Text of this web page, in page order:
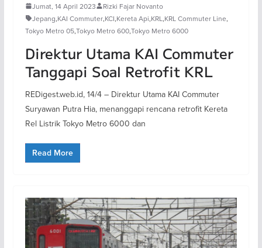
Jumat, 14 April 2023
Rizki Fajar Novanto
Jepang,KAI Commuter,KCI,Kereta Api,KRL,KRL Commuter Line,
Tokyo Metro 05,Tokyo Metro 600,Tokyo Metro 6000
Direktur Utama KAI Commuter
Tanggapi Soal Retrofit KRL
REDigest.web.id, 14/4 – Direktur Utama KAI Commuter
Suryawan Putra Hia, menanggapi rencana retrofit Kereta
Rel Listrik Tokyo Metro 6000 dan
Read More